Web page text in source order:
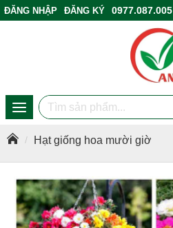
ĐĂNG NHẬP ĐĂNG KÝ 0977.087.005
Hạt giống hoa mười giờ